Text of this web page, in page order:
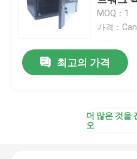
벽걸이용 섬유 구내
ODF 플러그반
MOQ：1
가격：
최고의 가격
더 많은 것을
오